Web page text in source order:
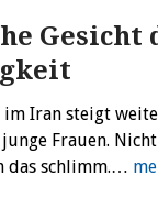
Gesicht
Iran steigt
Frauen.
das schlimm.…